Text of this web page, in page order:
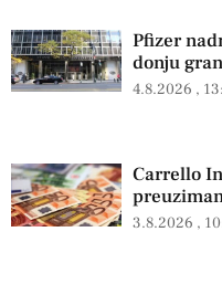
Pfizer
donju
4.8.2026
Carrello
3.8.2026